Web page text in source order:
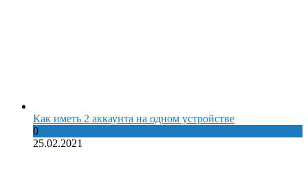
Как иметь 2 аккаунта на одном устройстве
0
25.02.2021